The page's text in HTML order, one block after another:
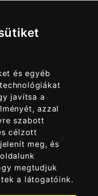
és egyéb
javítsa a
azzal
szabott
célzott
meg, és
megtudjuk
a látogatóink.